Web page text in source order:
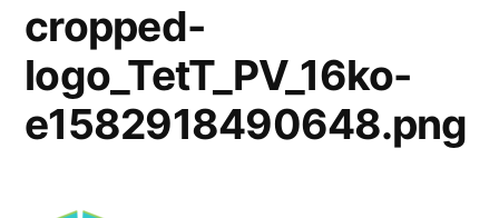
cropped-
logo_TetT_PV_16ko-
e1582918490648.png